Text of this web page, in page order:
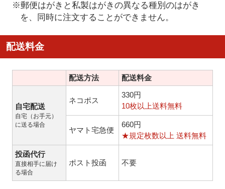
※郵便はがきと私製はがきの異なる種別のはがき
を、同時に注文することができません。
配送料金
配送方法 配送料金
自宅配送
自宅（お手元）
に送る場合
ネコポス
330円
10枚以上送料無料
ヤマト宅急便
660円
★規定枚数以上 送料無料
投函代行
直接相手に届け
る場合
ポスト投函 不要